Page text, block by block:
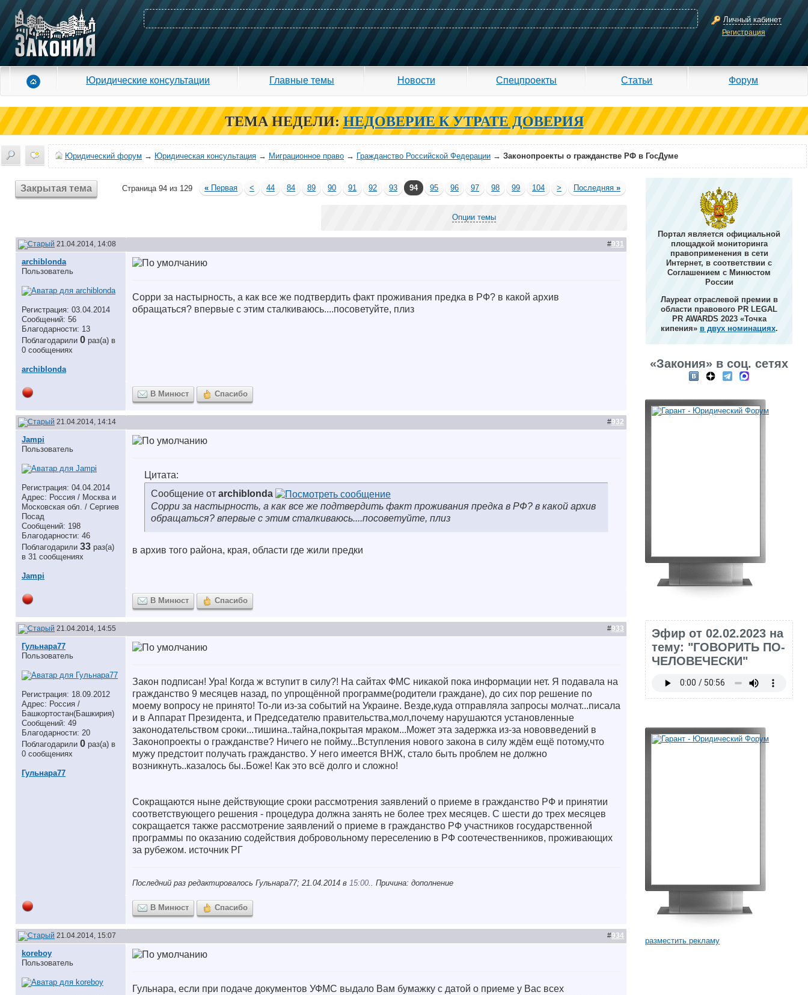
Личный кабинет
Регистрация
Юридические консультации Главные темы Новости Спецпроекты Статьи Форум
ТЕМА НЕДЕЛИ: НЕДОВЕРИЕ К УТРАТЕ ДОВЕРИЯ
Юридический форум → Юридическая консультация → Миграционное право → Гражданство Российской Федерации → Законопроекты о гражданстве РФ в ГосДуме
Закрытая тема Страница 94 из 129 « Первая < 44 84 89 90 91 92 93 94 95 96 97 98 99 104 > Последняя»
Опции темы
21.04.2014, 14:08 #931
archiblonda
Пользователь
Регистрация: 03.04.2014
Сообщений: 56
Благодарности: 13
Поблагодарили 0 раз(а) в
0 сообщениях
archiblonda
Сорри за настырность, а как все же подтвердить факт проживания предка в РФ? в какой архив
обращаться? впервые с этим сталкиваюсь....посоветуйте, плиз
В Минюст Спасибо
21.04.2014, 14:14 #932
Jampi
Пользователь
Регистрация: 04.04.2014
Адрес: Россия / Москва и
Московская обл. / Сергиев
Посад
Сообщений: 198
Благодарности: 46
Поблагодарили 33 раз(а)
в 31 сообщениях
Jampi
Цитата:
Сообщение от archiblonda
Сорри за настырность, а как все же подтвердить факт проживания предка в РФ? в какой архив
обращаться? впервые с этим сталкиваюсь....посоветуйте, плиз
в архив того района, края, области где жили предки
В Минюст Спасибо
21.04.2014, 14:55 #933
Гульнара77
Пользователь
Регистрация: 18.09.2012
Адрес: Россия /
Башкортостан(Башкирия)
Сообщений: 49
Благодарности: 20
Поблагодарили 0 раз(а) в
0 сообщениях
Гульнара77
Закон подписан! Ура! Когда ж вступит в силу?! На сайтах ФМС никакой пока информации нет. Я подавала на
гражданство 9 месяцев назад, по упрощённой программе(родители граждане), до сих пор решение по
моему вопросу не принято! То-ли из-за событий на Украине. Везде,куда отправляла запросы молчат...писала
и в Аппарат Президента, и Председателю правительства,мол,почему нарушаются установленные
законодательством сроки...тишина..тайна,покрытая мраком...Может эта задержка из-за нововведений в
Законопроекты о гражданстве? Ничего не пойму...Вступления нового закона в силу ждём ещё потому,что
мужу предстоит получать гражданство. У него имеется ВНЖ, стало быть проблем не должно
возникнуть..казалось бы..Боже! Как это всё долго и сложно!
Сокращаются ныне действующие сроки рассмотрения заявлений о приеме в гражданство РФ и принятии
соответствующего решения - процедура должна занять не более трех месяцев. С шести до трех месяцев
сокращается также рассмотрение заявлений о приеме в гражданство РФ участников государственной
программы по оказанию содействия добровольному переселению в РФ соотечественников, проживающих
за рубежом. источник РГ
Последний раз редактировалось Гульнара77; 21.04.2014 в 15:00.. Причина: дополнение
В Минюст Спасибо
21.04.2014, 15:07 #934
koreboy
Пользователь
Гульнара, если при подаче документов УФМС выдало Вам бумажку с датой о приеме у Вас всех
Портал является официальной
площадкой мониторинга
правоприменения в сети
Интернет, в соответствии с
Соглашением с Минюстом
России
Лауреат отраслевой премии в
области правового PR LEGAL
PR AWARDS 2023 «Точка
кипения» в двух номинациях.
«Закония» в соц. сетях
Эфир от 02.02.2023 на
тему: "ГОВОРИТЬ ПО-
ЧЕЛОВЕЧЕСКИ"
разместить рекламу